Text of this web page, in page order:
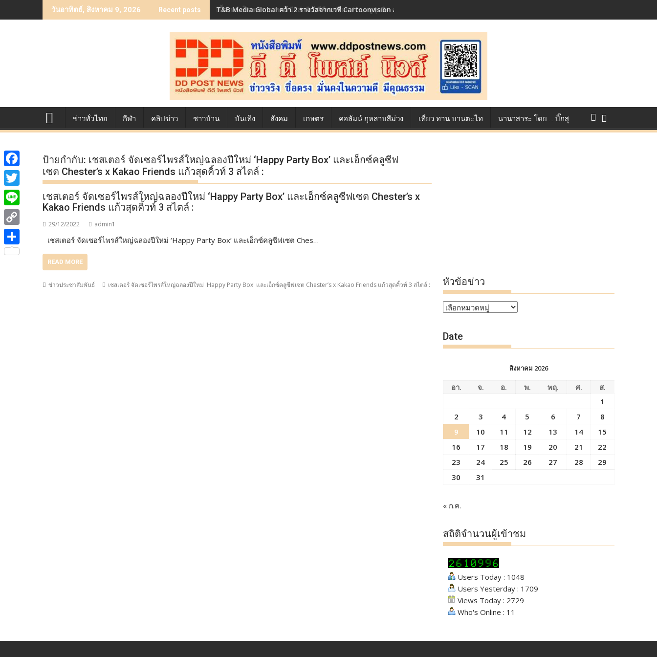
to
วันอาทิตย์, สิงหาคม 9, 2026 Recent posts T&B Media Global คว้า 2 รางวัลจากเวที Cartoonvision Animation Contest ตอกย้ำศักยภาพแอนิเมชันไทยบนเวทีนานาชาติ ที่ประเทศอังกฤษ :
เบื้องหลังโภชนาการของนักล่าฝัน ซีพีเอฟ เผย 10 เมนูสุดฮิต ตลอดเส้นทางการแข่งขัน True AF 2026 :
ข่าวทั่วไทย กีฬา คลิปข่าว ชาวบ้าน บันเทิง สังคม เกษตร คอลัมน์ กุหลาบสีม่วง เที่ยว ทาน บานตะไท นานาสาระ โดย … บิ๊กสุ
ป้ายกำกับ: เชสเตอร์ จัดเซอร์ไพรส์ใหญ่ฉลองปีใหม่ ‘Happy Party Box’ และเอ็กซ์คลูซีฟ
เซต Chester’s x Kakao Friends แก้วสุดคิ้วท์ 3 สไตล์ :
เชสเตอร์ จัดเซอร์ไพรส์ใหญ่ฉลองปีใหม่ ‘Happy Party Box’ และเอ็กซ์คลูซีฟเซต Chester’s x
Kakao Friends แก้วสุดคิ้วท์ 3 สไตล์ :
29/12/2022 admin1
เชสเตอร์ จัดเซอร์ไพรส์ใหญ่ฉลองปีใหม่ ‘Happy Party Box’ และเอ็กซ์คลูซีฟเซต Ches…
READ MORE
ข่าวประชาสัมพันธ์ เชสเตอร์ จัดเซอร์ไพรส์ใหญ่ฉลองปีใหม่ 'Happy Party Box' และเอ็กซ์คลูซีฟเซต Chester’s x Kakao Friends แก้วสุดคิ้วท์ 3 สไตล์ : หัวข้อข่าว
หัวข้อ
Date
สิงหาคม 2026
อา. จ. อ. พ. พฤ. ศ.
ส.
1
2
3 4 5 6 7
8
9
10 11 12 13 14
15
16
17 18 19 20 21
22
23
24 25 26 27 28
29
30
31
« ก.ค.
สถิติจำนวนผู้เข้าชม
Users Today : 1048
Users Yesterday : 1709
Views Today : 2729
Who's Online : 11
F
a
c
e
b
o
T
w
i
t
t
L
i
n
C
o
S